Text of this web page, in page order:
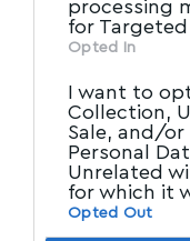
processing
for
Opted In
I want to
Collection,
Sale, and/or
Personal
Unrelated
for which it
Opted Out